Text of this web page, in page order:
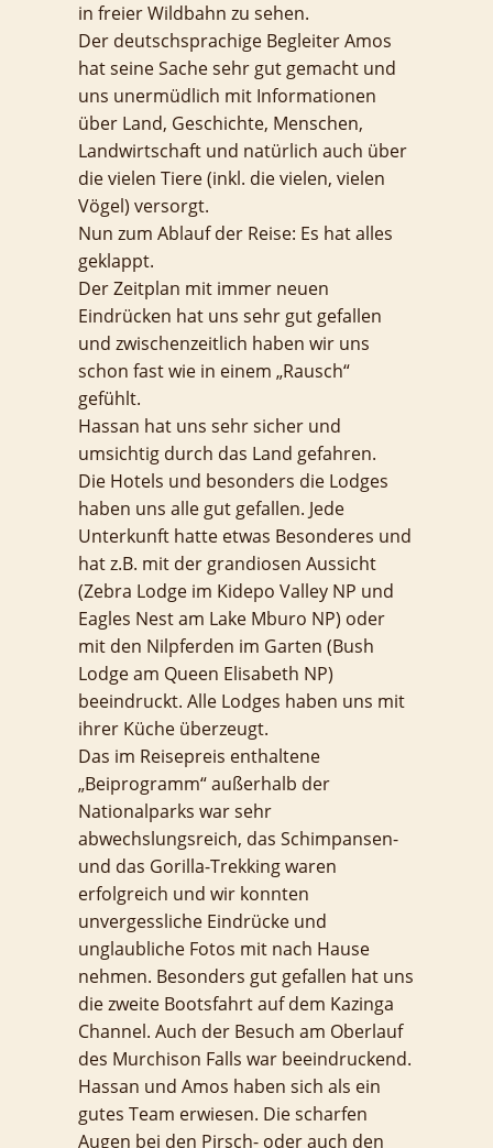
in freier Wildbahn zu sehen.
Der deutschsprachige Begleiter Amos
hat seine Sache sehr gut gemacht und
uns unermüdlich mit Informationen
über Land, Geschichte, Menschen,
Landwirtschaft und natürlich auch über
die vielen Tiere (inkl. die vielen, vielen
Vögel) versorgt.
Nun zum Ablauf der Reise: Es hat alles
geklappt.
Der Zeitplan mit immer neuen
Eindrücken hat uns sehr gut gefallen
und zwischenzeitlich haben wir uns
schon fast wie in einem „Rausch“
gefühlt.
Hassan hat uns sehr sicher und
umsichtig durch das Land gefahren.
Die Hotels und besonders die Lodges
haben uns alle gut gefallen. Jede
Unterkunft hatte etwas Besonderes und
hat z.B. mit der grandiosen Aussicht
(Zebra Lodge im Kidepo Valley NP und
Eagles Nest am Lake Mburo NP) oder
mit den Nilpferden im Garten (Bush
Lodge am Queen Elisabeth NP)
beeindruckt. Alle Lodges haben uns mit
ihrer Küche überzeugt.
Das im Reisepreis enthaltene
„Beiprogramm“ außerhalb der
Nationalparks war sehr
abwechslungsreich, das Schimpansen-
und das Gorilla-Trekking waren
erfolgreich und wir konnten
unvergessliche Eindrücke und
unglaubliche Fotos mit nach Hause
nehmen. Besonders gut gefallen hat uns
die zweite Bootsfahrt auf dem Kazinga
Channel. Auch der Besuch am Oberlauf
des Murchison Falls war beeindruckend.
Hassan und Amos haben sich als ein
gutes Team erwiesen. Die scharfen
Augen bei den Pirsch- oder auch den